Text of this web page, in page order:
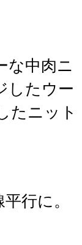
な中肉ニ
したウー
たニット
行に。